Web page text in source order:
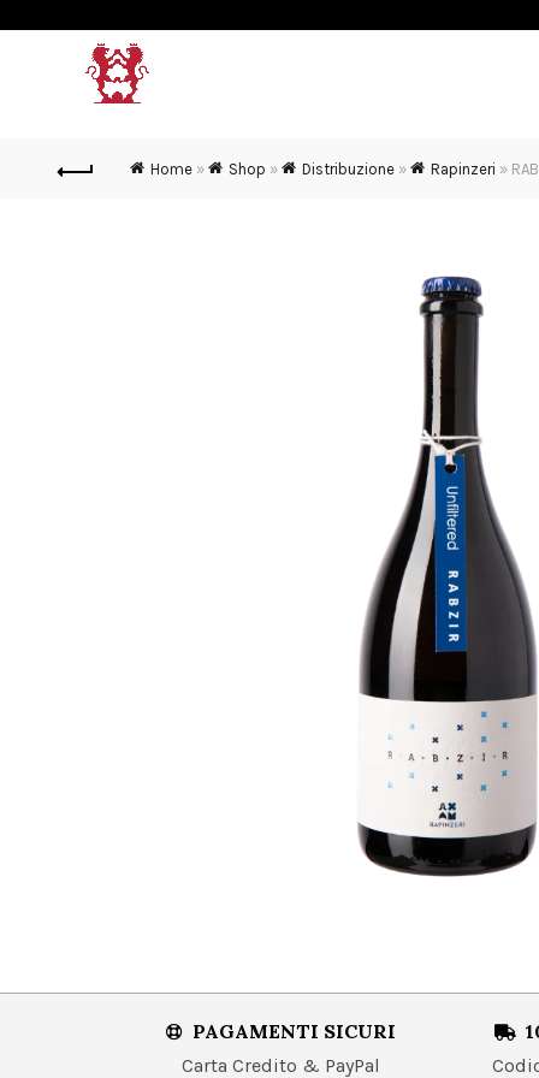
Home» Shop » Distribuzione» Rapinzeri »
PAGAMENTI SICURI
Carta Credito & PayPal